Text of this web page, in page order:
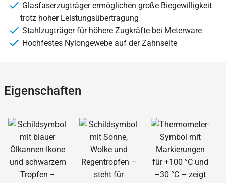
Glasfaserzugträger ermöglichen große Biegewilligkeit
trotz hoher Leistungsübertragung
Stahlzugträger für höhere Zugkräfte bei Meterware
Hochfestes Nylongewebe auf der Zahnseite
Eigenschaften